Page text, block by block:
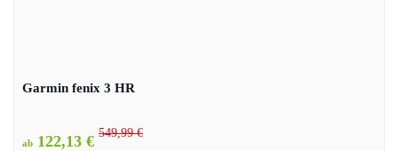
Garmin fenix 3 HR
ab 122,13 € 549,99 €